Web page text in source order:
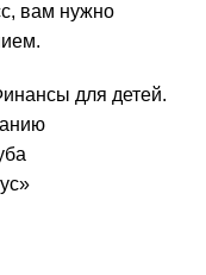
вам нужно
для детей.